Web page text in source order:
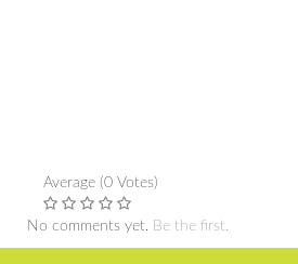
Average (0 Votes)
No comments yet. Be the first.